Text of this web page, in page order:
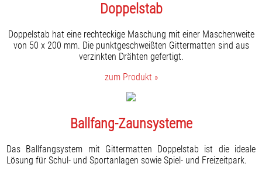
Doppelstab
Doppelstab hat eine rechteckige Maschung mit einer Maschenweite
von 50 x 200 mm. Die punktgeschweißten Gittermatten sind aus
verzinkten Drähten gefertigt.
zum Produkt »
Ballfang-Zaunsysteme
Das Ballfangsystem mit Gittermatten Doppelstab ist die ideale
Lösung für Schul- und Sportanlagen sowie Spiel- und Freizeitpark.